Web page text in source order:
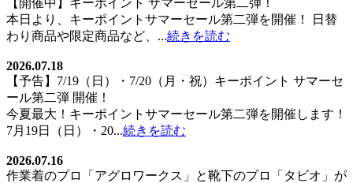
【開催中】キーポイント サマーセール第二弾！
本日より、キーポイントサマーセール第二弾を開催！ 日替
わり商品や限定商品など、...続きを読む
2026.07.18
【予告】7/19（日）・7/20（月・祝）キーポイント サマーセ
ール第二弾 開催！
今夏最大！キーポイントサマーセール第二弾を開催します！
7月19日（日）・20...続きを読む
2026.07.16
作業着のプロ「アグロワークス」と靴下のプロ「タビオ」が